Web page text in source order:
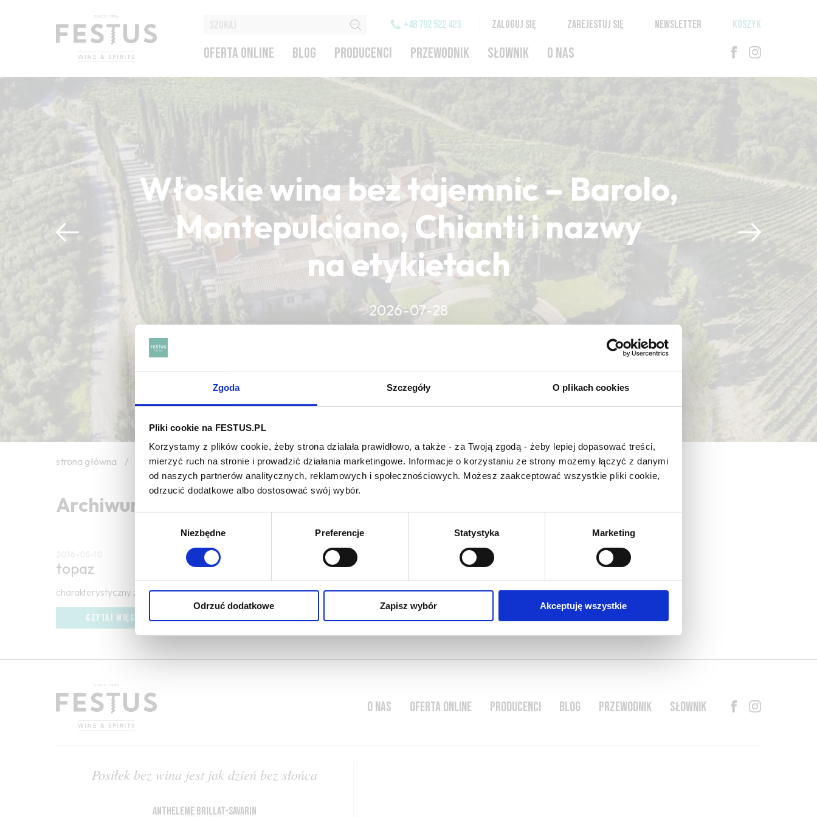
Zgoda Szczegóły O plikach cookies
Pliki cookie na FESTUS.PL
Korzystamy z plików cookie, żeby strona działała prawidłowo, a także - za Twoją zgodą - żeby lepiej dopasować treści,
mierzyć ruch na stronie i prowadzić działania marketingowe. Informacje o korzystaniu ze strony możemy łączyć z danymi
od naszych partnerów analitycznych, reklamowych i społecznościowych. Możesz zaakceptować wszystkie pliki cookie,
odrzucić dodatkowe albo dostosować swój wybór.
Niezbędne Preferencje Statystyka Marketing
Odrzuć dodatkowe Zapisz wybór Akceptuję wszystkie
+48 792 522 423 ZALOGUJ SIĘ ZAREJESTUJ SIĘ NEWSLETTER KOSZYK
OFERTA ONLINE BLOG PRODUCENCI PRZEWODNIK SŁOWNIK O NAS
Włoskie wina bez tajemnic – Barolo,
Montepulciano, Chianti i nazwy
na etykietach
2026-07-28
CZYTAJ WIĘCEJ
CZYTAJ WIĘCEJ
strona główna / topaze
Archiwum wpisów tagu: topaze
topaz
charakterystyczny żółty kolor niektórych win białych
CZYTAJ WIĘCEJ
O NAS OFERTA ONLINE PRODUCENCI BLOG PRZEWODNIK SŁOWNIK
Posiłek bez wina jest jak dzień bez słońca
Antheleme Brillat-Savarin